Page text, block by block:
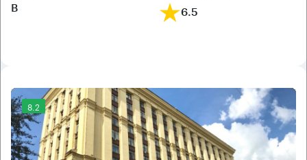
B 6.5
8.2